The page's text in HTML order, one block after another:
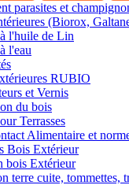
parasites et
(Biorox,
l'huile de Lin
l'eau
RUBIO
et Vernis
du bois
Terrasses
Alimentaire et
Bois Extérieur
bois Extérieur
terre cuite, tommettes,